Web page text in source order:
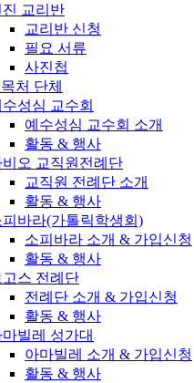
진 교리반
교리반 신청
필요 서류
사진첩
처 단체
수성심 교수회
예수성심 교수회 소개
활동 & 행사
비오 교직원전례단
교직원 전례단 소개
활동 & 행사
피바라(가톨릭학생회)
소피바라 소개 & 가입신청
활동 & 행사
고스 전례단
전례단 소개 & 가입신청
활동 & 행사
마빌레 성가대
아마빌레 소개 & 가입신청
활동 & 행사